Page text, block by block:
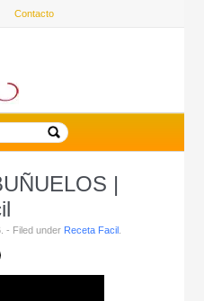
Contacto
|
- Filed under Receta Facil